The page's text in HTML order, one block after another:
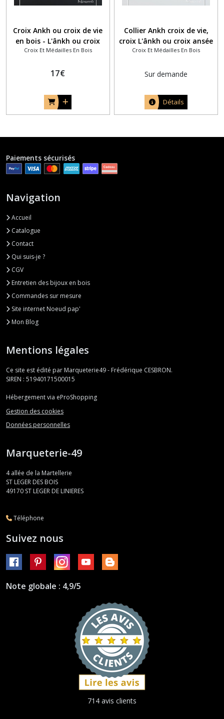
Croix Ankh ou croix de vie
en bois - L'ânkh ou croix
égyptienne en marqueterie
Croix Et Médailles En Bois
17€
Collier Ankh croix de vie,
croix L'ânkh ou croix ansée
toute simple en bois noir
Croix Et Médailles En Bois
Sur demande
Détails
Paiements sécurisés
Navigation
Accueil
Catalogue
Contact
Qui suis-je ?
CGV
Entretien des bijoux en bois
Commandes sur mesure
Site internet Noeud pap'
Mon Blog
Mentions légales
Ce site est édité par Marqueterie49 - Frédérique CESBRON.
SIREN : 51940171500015
Hébergement via eProShopping
Gestion des cookies
Données personnelles
Marqueterie-49
4 allée de la Martellerie
ST LEGER DES BOIS
49170 ST LEGER DE LINIERES
Téléphone
Suivez nous
Note globale : 4,9/5
714 avis clients